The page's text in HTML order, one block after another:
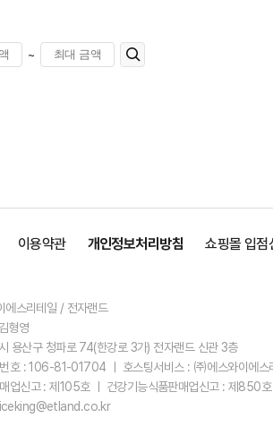
~
이용약관 개인정보처리방침 쇼핑몰 입점
에스리테일 / 전자랜드
형영
용산구 청파로 74(한강로 3가) 전자랜드 신관 3층
호 : 106-81-01704 ㅣ 호스팅서비스 : ㈜에스와이에
업신고 : 제105호 ㅣ 건강기능식품판매업신고 : 제850